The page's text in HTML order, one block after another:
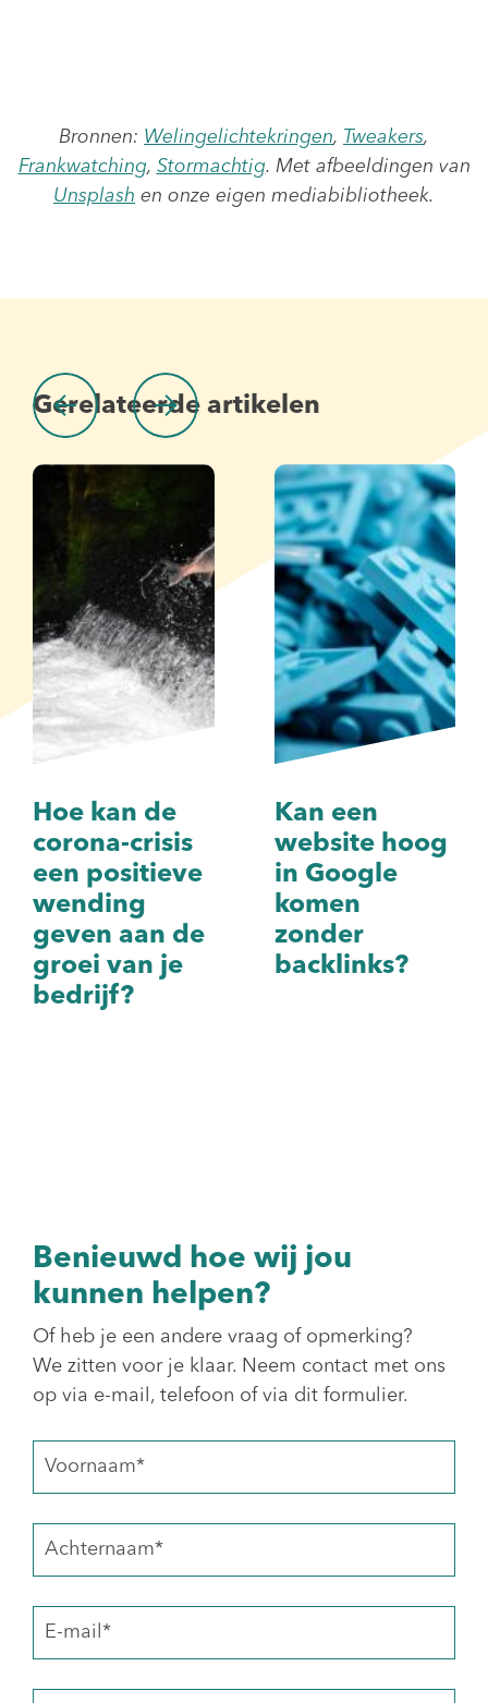
Bronnen: Welingelichtekringen, Tweakers,
Frankwatching, Stormachtig. Met afbeeldingen van
Unsplash en onze eigen mediabibliotheek.
Gerelateerde artikelen
Hoe kan de
corona-crisis
een positieve
wending
geven aan de
groei van je
bedrijf?
Kan een
website hoog
in Google
komen
zonder
backlinks?
Benieuwd hoe wij jou
kunnen helpen?
Of heb je een andere vraag of opmerking?
We zitten voor je klaar. Neem contact met ons
op via e-mail, telefoon of via dit formulier.